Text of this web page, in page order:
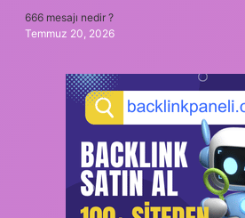
666 mesajı nedir ?
Temmuz 20, 2026